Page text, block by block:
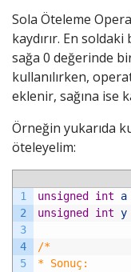
Sola Öteleme
kaydırır. En
sağa 0 değerinde
kullanılırken,
eklenir, sağına ise
Örneğin yukarıda
öteleyelim:
1
2
3
4
5
unsigned int a
unsigned
int y
/*
* Sonuç: